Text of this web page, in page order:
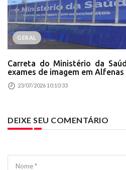
GERAL
Carreta do Ministério da
exames de imagem em Alfenas
23/07/2026 10:10:33
DEIXE SEU COMENTÁRIO
Nome *